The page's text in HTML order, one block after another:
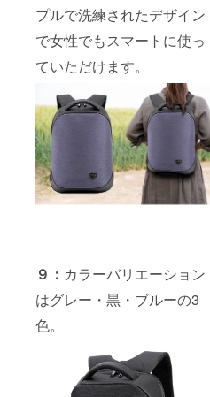
プルで洗練されたデザイン
で女性でもスマートに使っ
ていただけます。
９： カラーバリエーション
はグレー・黒・ブルーの3
色。